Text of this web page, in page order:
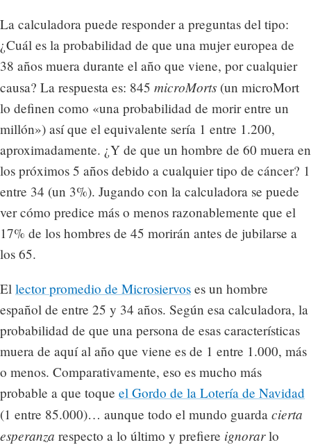
La calculadora puede responder a preguntas del tipo:
¿Cuál es la probabilidad de que una mujer europea de
38 años muera durante el año que viene, por cualquier
causa? La respuesta es: 845 microMorts (un microMort
lo definen como «una probabilidad de morir entre un
millón») así que el equivalente sería 1 entre 1.200,
aproximadamente. ¿Y de que un hombre de 60 muera en
los próximos 5 años debido a cualquier tipo de cáncer? 1
entre 34 (un 3%). Jugando con la calculadora se puede
ver cómo predice más o menos razonablemente que el
17% de los hombres de 45 morirán antes de jubilarse a
los 65.
El lector promedio de Microsiervos es un hombre
español de entre 25 y 34 años. Según esa calculadora, la
probabilidad de que una persona de esas características
muera de aquí al año que viene es de 1 entre 1.000, más
o menos. Comparativamente, eso es mucho más
probable a que toque el Gordo de la Lotería de Navidad
(1 entre 85.000)… aunque todo el mundo guarda cierta
esperanza respecto a lo último y prefiere ignorarlo